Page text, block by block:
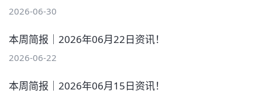
2026-06-30
本周简报｜2026年06月22日资讯！
2026-06-22
本周简报｜2026年06月15日资讯！